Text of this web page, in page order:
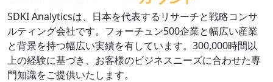
SDKI Analyticsは、日本を代表するリサーチと戦略コンサ
ルティング会社です。フォーチュン500企業と幅広い産業
と背景を持つ幅広い実績を有しています。300,000時間以
上の経験に基づき、お客様のビジネスニーズに合わせた専
門知識をご提供いたします。